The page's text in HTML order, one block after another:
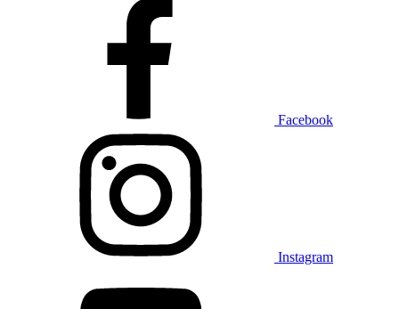
Facebook
Instagram